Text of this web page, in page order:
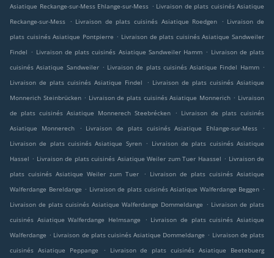
Asiatique Reckange-sur-Mess Ehlange-sur-Mess . Livraison de plats cuisinés Asiatique
Reckange-sur-Mess
. Livraison de plats cuisinés Asiatique Roedgen . Livraison de
plats cuisinés Asiatique Pontpierre . Livraison de plats cuisinés Asiatique Sandweiler
Findel . Livraison de plats cuisinés Asiatique Sandweiler Hamm . Livraison de plats
cuisinés Asiatique Sandweiler . Livraison de plats cuisinés Asiatique Findel Hamm .
Livraison de plats cuisinés Asiatique Findel
. Livraison de plats cuisinés Asiatique
Monnerich Steinbrücken . Livraison de plats cuisinés Asiatique Monnerich . Livraison
de plats cuisinés Asiatique Monnerech Steebrécken
. Livraison de plats cuisinés
Asiatique Monnerech
. Livraison de plats cuisinés Asiatique Ehlange-sur-Mess
.
Livraison de plats cuisinés Asiatique Syren . Livraison de plats cuisinés Asiatique
Hassel . Livraison de plats cuisinés Asiatique Weiler zum Tuer Haassel . Livraison de
plats cuisinés Asiatique Weiler zum Tuer
. Livraison de plats cuisinés Asiatique
Walferdange Bereldange . Livraison de plats cuisinés Asiatique Walferdange Beggen .
Livraison de plats cuisinés Asiatique Walferdange Dommeldange . Livraison de plats
cuisinés Asiatique Walferdange Helmsange
. Livraison de plats cuisinés Asiatique
Walferdange . Livraison de plats cuisinés Asiatique Dommeldange . Livraison de plats
cuisinés Asiatique Peppange
. Livraison de plats cuisinés Asiatique Beetebuerg